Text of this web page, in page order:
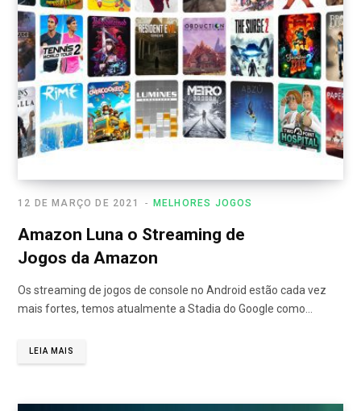
MELHORES JOGOS
12 DE MARÇO DE 2021
Amazon Luna o Streaming de
Jogos da Amazon
Os streaming de jogos de console no Android estão cada vez
mais fortes, temos atualmente a Stadia do Google como…
LEIA MAIS